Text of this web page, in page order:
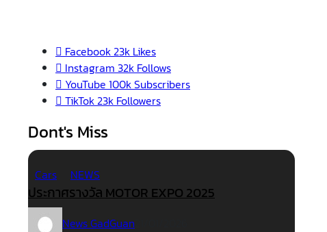
Facebook23k Likes
Instagram 32k Follows
YouTube 100kSubscribers
TikTok23k Followers
Dont's Miss
Cars NEWS
ประกาศรางวัล MOTOR EXPO 2025
News GadGuan